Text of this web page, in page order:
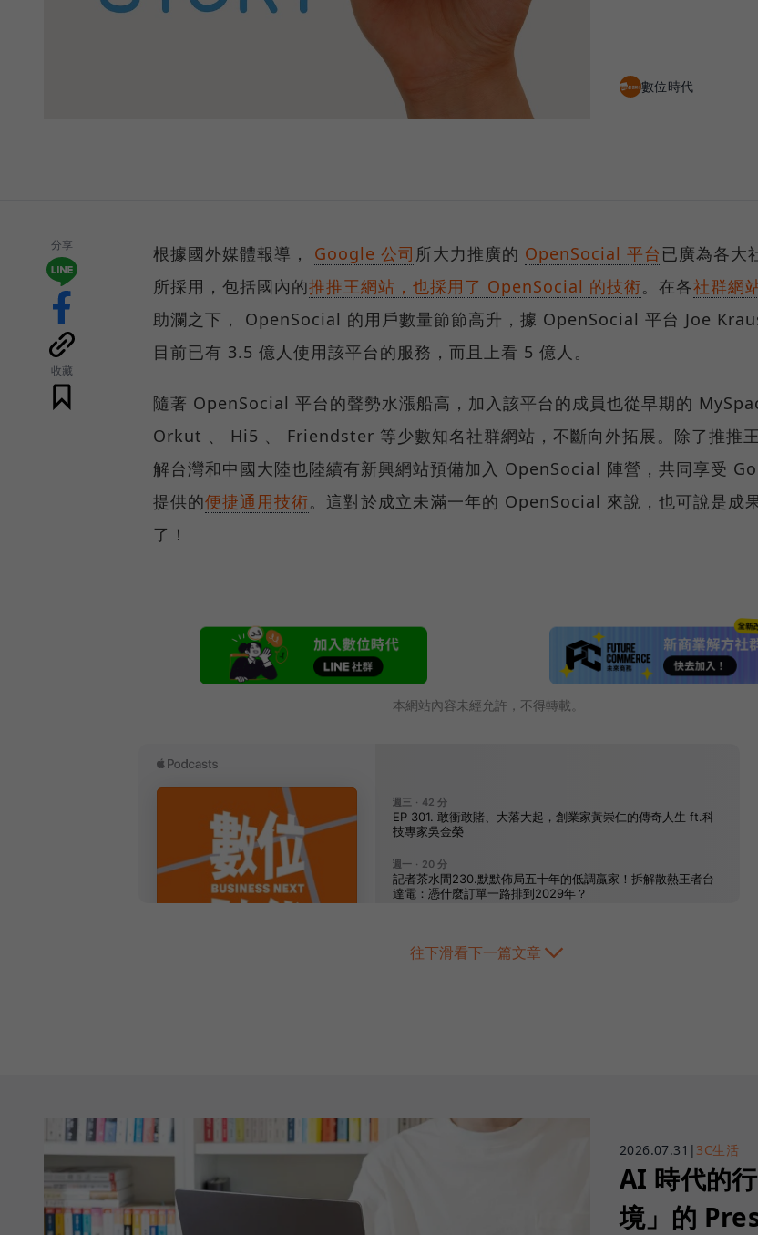
數位時代
分享
收藏
根據國外媒體報導， Google 公司 所大力推廣的 OpenSocial 平台已廣為各大
所採用，包括國內的推推王網站，也採用了 OpenSocial 的技術。在各社群網
助瀾之下， OpenSocial 的用戶數量節節高升，據 OpenSocial 平台 Joe
目前已有 3.5 億人使用該平台的服務，而且上看 5 億人。
隨著 OpenSocial 平台的聲勢水漲船高，加入該平台的成員也從早期的
Orkut 、 Hi5 、 Friendster 等少數知名社群網站，不斷向外拓展。除了推推
解台灣和中國大陸也陸續有新興網站預備加入 OpenSocial 陣營，共同享受
提供的便捷通用技術。這對於成立未滿一年的 OpenSocial 來說，也可說是成
了！
本網站內容未經允許，不得轉載。
往下滑看下一篇文章
2026.07.31 | 3C生活
AI 時代的
境」的